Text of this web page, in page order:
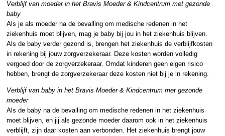
Verblijf van moeder in het Bravis Moeder & Kindcentrum met gezonde
baby
Als je als moeder na de bevalling om medische redenen in het
ziekenhuis moet blijven, mag je baby bij jou in het ziekenhuis blijven.
Als de baby verder gezond is, brengen het ziekenhuis de verblijfkosten
in rekening bij jouw zorgverzekeraar. Deze kosten worden volledig
vergoed door de zorgverzekeraar. Omdat kinderen geen eigen risico
hebben, brengt de zorgverzekeraar deze kosten niet bij je in rekening.
Verblijf van baby in het Bravis Moeder & Kindcentrum met gezonde
moeder
Als de baby na de bevalling om medische redenen in het ziekenhuis
moet blijven, en jij als gezonde moeder daarom ook in het ziekenhuis
verblijft, zijn daar kosten aan verbonden. Het ziekenhuis brengt jouw